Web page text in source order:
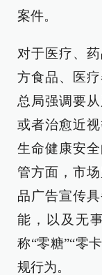
案件。
对于医疗、
方食品、医
总局强调要
或者治愈近
生命健康安
管方面，市
品广告宣传
能，以及无
称“零糖”“零
规行为。